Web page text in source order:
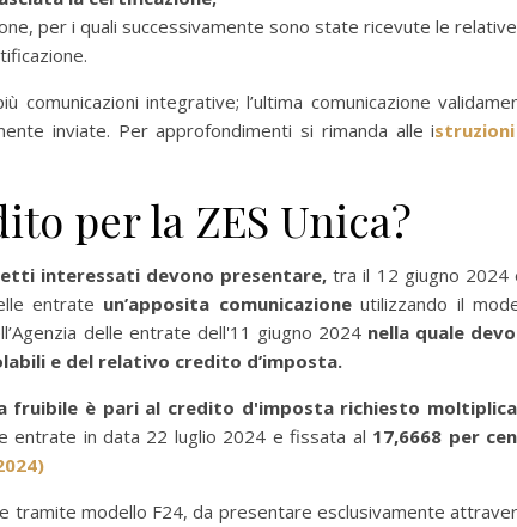
per i quali successivamente sono state ricevute le relative
integrative; l’ultima comunicazione
inviate. Per approfondimenti si rimanda alle i
per la ZES Unica?
interessati devono presentare, tra il 12 giugno 2024
entrate un’apposita comunicazioneutilizzando il
delle entrate dell'11 giugno 2024 nella quale
e del relativo credito d’imposta.
fruibile è pari al credito d'imposta richiesto
entrate in data 22 luglio 2024 e fissata al 17,6668 per
tramite modello F24, da presentare esclusivamente